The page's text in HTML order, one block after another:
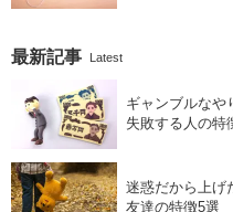
最新記事 Latest
ギャンブルなや
失敗する人の特
迷惑だから上げ
友達の特徴5選